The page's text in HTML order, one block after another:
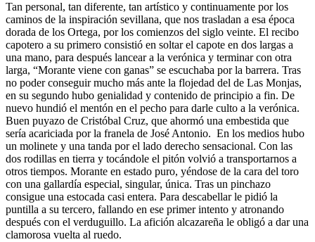
Tan personal, tan diferente, tan artístico y continuamente por los
caminos de la inspiración sevillana, que nos trasladan a esa época
dorada de los Ortega, por los comienzos del siglo veinte. El recibo
capotero a su primero consistió en soltar el capote en dos largas a
una mano, para después lancear a la verónica y terminar con otra
larga, “Morante viene con ganas” se escuchaba por la barrera. Tras
no poder conseguir mucho más ante la flojedad del de Las Monjas,
en su segundo hubo genialidad y contenido de principio a fin. De
nuevo hundió el mentón en el pecho para darle culto a la verónica.
Buen puyazo de Cristóbal Cruz, que ahormó una embestida que
sería acariciada por la franela de José Antonio. En los medios hubo
un molinete y una tanda por el lado derecho sensacional. Con las
dos rodillas en tierra y tocándole el pitón volvió a transportarnos a
otros tiempos. Morante en estado puro, yéndose de la cara del toro
con una gallardía especial, singular, única. Tras un pinchazo
consigue una estocada casi entera. Para descabellar le pidió la
puntilla a su tercero, fallando en ese primer intento y atronando
después con el verduguillo. La afición alcazareña le obligó a dar una
clamorosa vuelta al ruedo.